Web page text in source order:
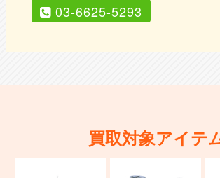
03-6625-5293
買取対象アイテ